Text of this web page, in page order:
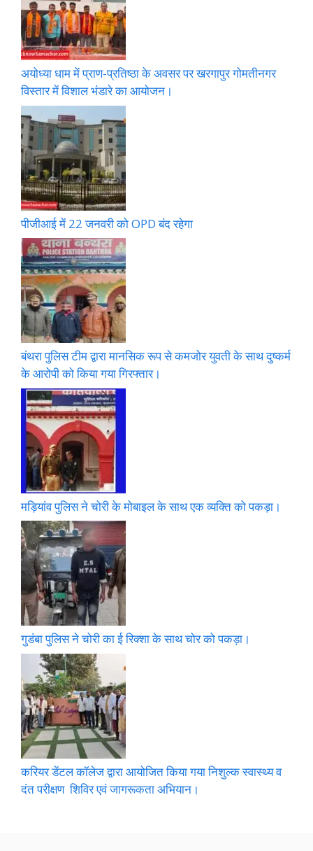
अयोध्या धाम में प्राण-प्रतिष्ठा के अवसर पर खरगापुर गोमतीनगर
विस्तार में विशाल भंडारे का आयोजन।
पीजीआई में 22 जनवरी को OPD बंद रहेगा
बंथरा पुलिस टीम द्वारा मानसिक रूप से कमजोर युवती के साथ दुष्कर्म
के आरोपी को किया गया गिरफ्तार।
मड़ियांव पुलिस ने चोरी के मोबाइल के साथ एक व्यक्ति को पकड़ा।
गुडंबा पुलिस ने चोरी का ई रिक्शा के साथ चोर को पकड़ा।
करियर डेंटल कॉलेज द्वारा आयोजित किया गया निशुल्क स्वास्थ्य व
दंत परीक्षण शिविर एवं जागरूकता अभियान।